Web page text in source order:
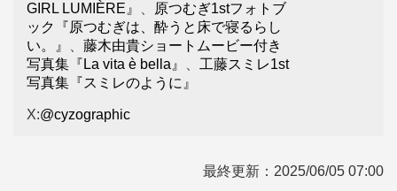
GIRL LUMIÈRE』
原つむぎ1stフォトブ
ック『原つむぎは、酔うと床で寝るらし
い。』
藤木由貴ショートムービー付き
写真集『La vita è bella』
工藤スミレ1st
写真集『スミレのように』
X:@cyzographic
最終更新： 2025/06/05 07:00